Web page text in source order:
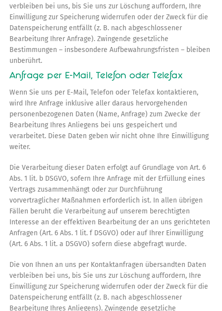
verbleiben bei uns, bis Sie uns zur Löschung auffordern, Ihre
Einwilligung zur Speicherung widerrufen oder der Zweck für die
Datenspeicherung entfällt (z. B. nach abgeschlossener
Bearbeitung Ihrer Anfrage). Zwingende gesetzliche
Bestimmungen – insbesondere Aufbewahrungsfristen – bleiben
unberührt.
Anfrage per E-Mail, Telefon oder Telefax
Wenn Sie uns per E-Mail, Telefon oder Telefax kontaktieren,
wird Ihre Anfrage inklusive aller daraus hervorgehenden
personenbezogenen Daten (Name, Anfrage) zum Zwecke der
Bearbeitung Ihres Anliegens bei uns gespeichert und
verarbeitet. Diese Daten geben wir nicht ohne Ihre Einwilligung
weiter.
Die Verarbeitung dieser Daten erfolgt auf Grundlage von Art. 6
Abs. 1 lit. b DSGVO, sofern Ihre Anfrage mit der Erfüllung eines
Vertrags zusammenhängt oder zur Durchführung
vorvertraglicher Maßnahmen erforderlich ist. In allen übrigen
Fällen beruht die Verarbeitung auf unserem berechtigten
Interesse an der effektiven Bearbeitung der an uns gerichteten
Anfragen (Art. 6 Abs. 1 lit. f DSGVO) oder auf Ihrer Einwilligung
(Art. 6 Abs. 1 lit. a DSGVO) sofern diese abgefragt wurde.
Die von Ihnen an uns per Kontaktanfragen übersandten Daten
verbleiben bei uns, bis Sie uns zur Löschung auffordern, Ihre
Einwilligung zur Speicherung widerrufen oder der Zweck für die
Datenspeicherung entfällt (z. B. nach abgeschlossener
Bearbeitung Ihres Anliegens). Zwingende gesetzliche